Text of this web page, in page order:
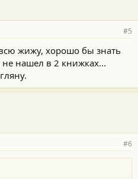
#5
жижу, хорошо бы знать
не нашел в 2 книжках...
#6